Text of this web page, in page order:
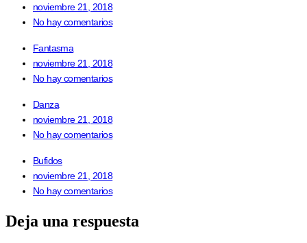
noviembre 21, 2018
No hay comentarios
Fantasma
noviembre 21, 2018
No hay comentarios
Danza
noviembre 21, 2018
No hay comentarios
Bufidos
noviembre 21, 2018
No hay comentarios
Deja una respuesta